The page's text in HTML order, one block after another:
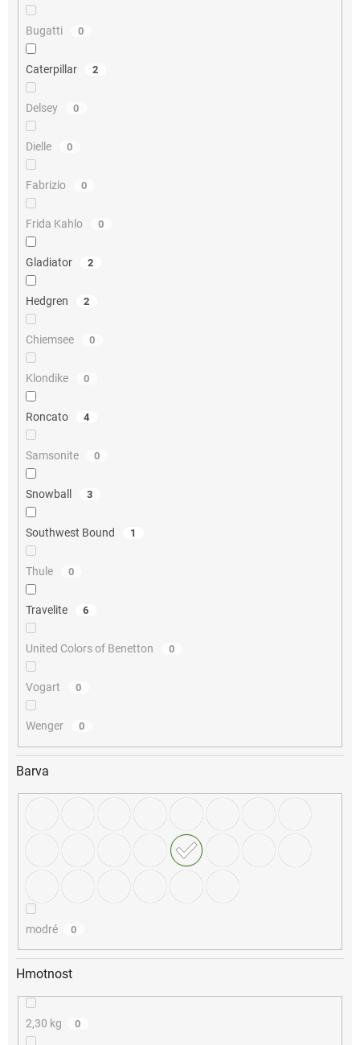
Bugatti 0
Caterpillar 2
Delsey 0
Dielle 0
Fabrizio 0
Frida Kahlo 0
Gladiator 2
Hedgren 2
Chiemsee 0
Klondike 0
Roncato 4
Samsonite 0
Snowball 3
Southwest Bound 1
Thule 0
Travelite 6
United Colors of Benetton 0
Vogart 0
Wenger 0
Barva
modré 0
Hmotnost
2,30 kg 0